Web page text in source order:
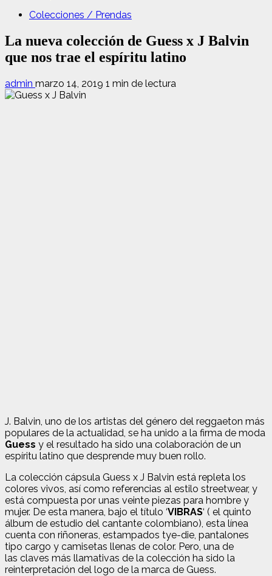
Colecciones / Prendas
La nueva colección de Guess x J Balvin
que nos trae el espíritu latino
admin marzo 14, 2019 1 min de lectura
J. Balvin, uno de los artistas del género del reggaeton más
populares de la actualidad, se ha unido a la firma de moda
Guess y el resultado ha sido una colaboración de un
espíritu latino que desprende muy buen rollo.
La colección cápsula Guess x J Balvin está repleta los
colores vivos, así como referencias al estilo streetwear, y
está compuesta por unas veinte piezas para hombre y
mujer. De esta manera, bajo el título ‘VIBRAS‘ ( el quinto
álbum de estudio del cantante colombiano), esta línea
cuenta con riñoneras, estampados tye-die, pantalones
tipo cargo y camisetas llenas de color. Pero, una de
las claves más llamativas de la colección ha sido la
reinterpretación del logo de la marca de Guess.